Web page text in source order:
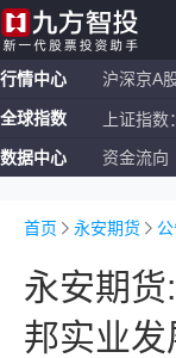
行情中心 沪深京A
全球指数 上证指数：
恒生指数：
数据中心 资金流向
首页 永安期货
永安期
邦实业